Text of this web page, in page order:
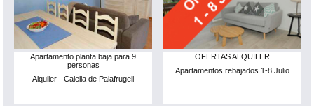
Apartamento planta baja para 9
personas
Alquiler - Calella de Palafrugell
OFERTAS ALQUILER
Apartamentos rebajados 1-8 Julio